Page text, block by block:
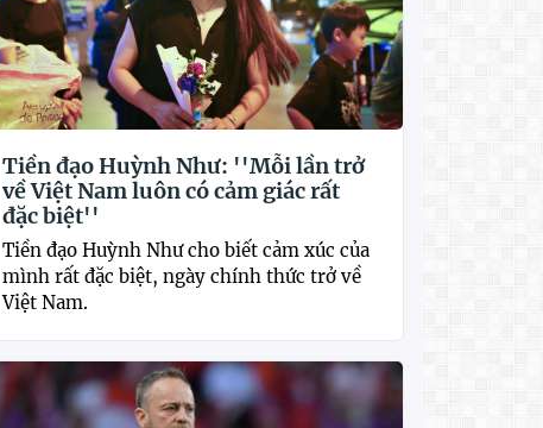
Tiền đạo Huỳnh Như: ''Mỗi lần trở
về Việt Nam luôn có cảm giác rất
đặc biệt''
Tiền đạo Huỳnh Như cho biết cảm xúc của
mình rất đặc biệt, ngày chính thức trở về
Việt Nam.